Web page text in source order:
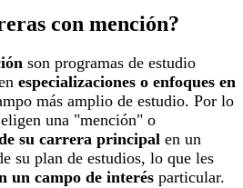
con mención?
son programas de estudio
especializaciones o enfoques en
más amplio de estudio. Por lo
una "mención" o
su carrera principal en un
su plan de estudios, lo que les
un campo de interés particular.